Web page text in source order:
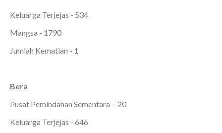
Keluarga Terjejas - 534
Mangsa - 1790
Jumlah Kematian - 1
Bera
Pusat Pemindahan Sementara - 20
Keluarga Terjejas - 646